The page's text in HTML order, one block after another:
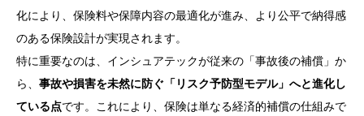
化により、保険料や保障内容の最適化が進み、より公平で納得感
のある保険設計が実現されます。
特に重要なのは、インシュアテックが従来の「事故後の補償」か
ら、 事故や損害を未然に防ぐ「リスク予防型モデル」へと進化し
ている点です。これにより、保険は単なる経済的補償の仕組みで